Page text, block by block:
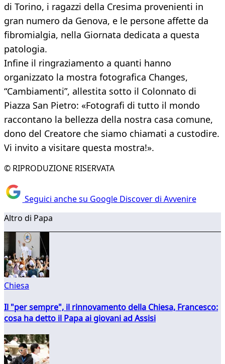
di Torino, i ragazzi della Cresima provenienti in
gran numero da Genova, e le persone affette da
fibromialgia, nella Giornata dedicata a questa
patologia.
Infine il ringraziamento a quanti hanno
organizzato la mostra fotografica Changes,
“Cambiamenti”, allestita sotto il Colonnato di
Piazza San Pietro: «Fotografi di tutto il mondo
raccontano la bellezza della nostra casa comune,
dono del Creatore che siamo chiamati a custodire.
Vi invito a visitare questa mostra!».
© RIPRODUZIONE RISERVATA
Seguici anche su Google Discover di Avvenire
Altro di Papa
Chiesa
Il "per sempre", il rinnovamento della Chiesa, Francesco:
cosa ha detto il Papa ai giovani ad Assisi